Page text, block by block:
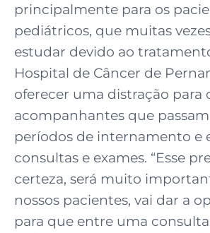
principalmente para os
pediátricos, que muitas
estudar devido ao
Hospital de Câncer de
oferecer uma distração para
acompanhantes que
períodos de internamento e
consultas e exames. “Esse
certeza, será muito
nossos pacientes, vai dar a
para que entre uma